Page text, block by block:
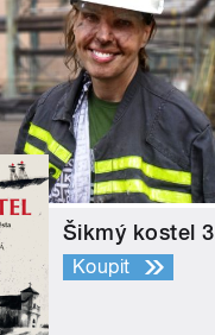
Šikmý kostel 3
Koupit